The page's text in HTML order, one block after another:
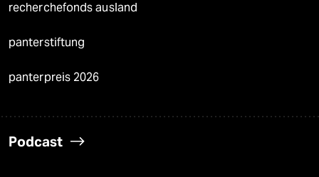
recherchefonds ausland
panterstiftung
panterpreis 2026
Podcast